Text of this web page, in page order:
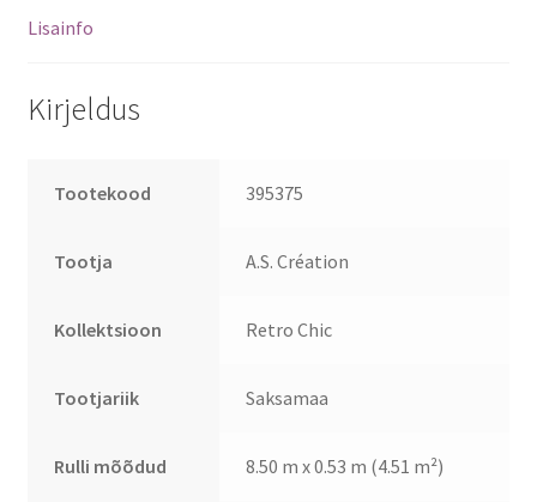
Lisainfo
Kirjeldus
Tootekood 395375
Tootja A.S. Création
Kollektsioon Retro Chic
Tootjariik Saksamaa
Rulli mõõdud 8.50 m x 0.53 m (4.51 m²)